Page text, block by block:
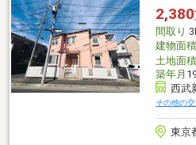
定部分■ ご希望の住まい探しをお
物件の詳細・ご相談はお気軽にお問い
2,380
間取り
建物面積
土地面積
築年月
西武
その他の交
東京